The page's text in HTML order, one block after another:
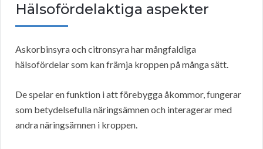
Hälsofördelaktiga aspekter
Askorbinsyra och citronsyra har mångfaldiga
hälsofördelar som kan främja kroppen på många sätt.
De spelar en funktion i att förebygga åkommor, fungerar
som betydelsefulla näringsämnen och interagerar med
andra näringsämnen i kroppen.